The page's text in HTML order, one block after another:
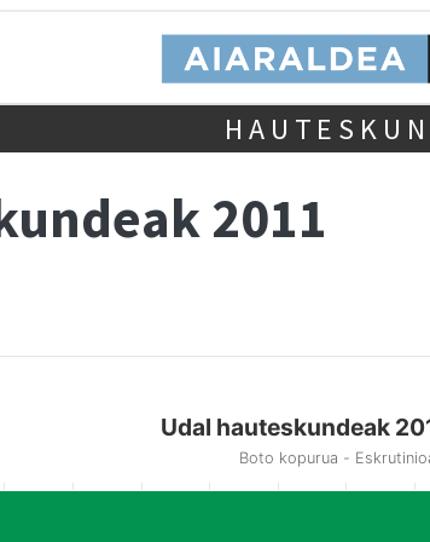
2011
Udal hauteskundeak
Boto kopurua -